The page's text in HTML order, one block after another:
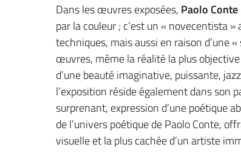
Dans les œuvres exposées, Paolo Conte
par la couleur ; c’est un « novecentista
techniques, mais aussi en raison d’une
œuvres, même la réalité la plus
d’une beauté imaginative, puissante,
l’exposition réside également dans son
surprenant, expression d’une poétique
de l’univers poétique de Paolo Conte,
visuelle et la plus cachée d’un artiste